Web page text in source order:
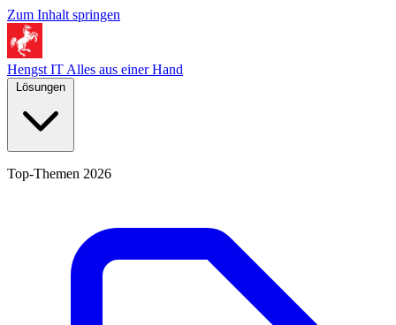
Zum Inhalt springen
Hengst IT Alles aus einer Hand
Lösungen
Top-Themen 2026